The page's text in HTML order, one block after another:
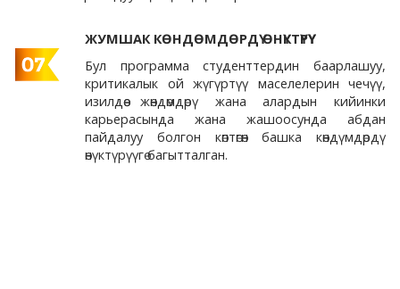
ЖУМШАК КӨНДӨМДӨРДҮ ӨНҮКТҮРҮҮ
Бул программа студенттердин баарлашуу,
критикалык ой жүгүртүү маселелерин чечүү,
изилдөө жөндөмдөрү жана алардын кийинки
карьерасында жана жашоосунда абдан
пайдалуу болгон көптөгөн башка көндүмдөрдү
өнүктүрүүгө багытталган.